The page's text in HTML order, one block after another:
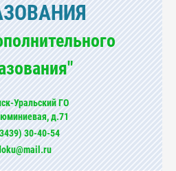
Уральский ГО
д.71
30-40-54